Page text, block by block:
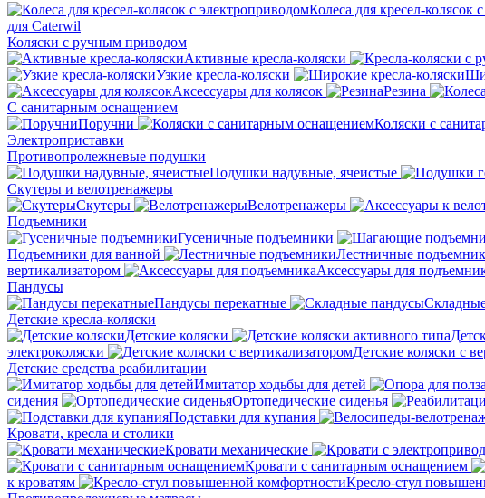
Колеса для кресел-колясок
для Caterwil
Коляски с ручным приводом
Активные кресла-коляски
Узкие кресла-коляски
Аксессуары для колясок
Резина
С санитарным оснащением
Поручни
Коляски с
Электроприставки
Противопролежневые подушки
Подушки надувные, ячеистые
Скутеры и велотренажеры
Скутеры
Велотренажеры
Подъемники
Гусеничные подъемники
Подъемники для ванной
Лестничные
вертикализатором
Аксессуары для
Пандусы
Пандусы перекатные
Детские кресла-коляски
Детские коляски
электроколяски
Детские коляски с
Детские средства реабилитации
Имитатор ходьбы для детей
сидения
Ортопедические сиденья
Подставки для купания
Кровати, кресла и столики
Кровати механические
Кровати с санитарным оснащением
к кроватям
Кресло-стул